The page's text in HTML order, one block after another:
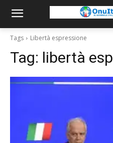
Tags Libertà espressione
Tag: libertà